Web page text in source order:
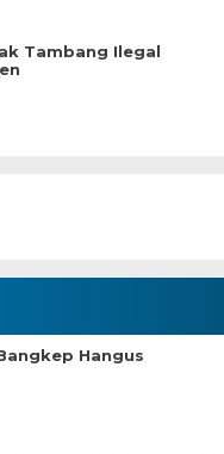
Tambang Ilegal
Hangus